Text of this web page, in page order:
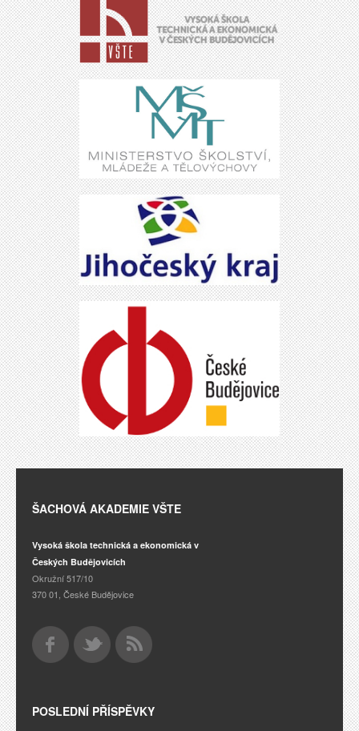
ŠACHOVÁ AKADEMIE VŠTE
Vysoká škola technická a ekonomická v
Českých Budějovicích
Okružní 517/10
370 01, České Budějovice
POSLEDNÍ PŘÍSPĚVKY